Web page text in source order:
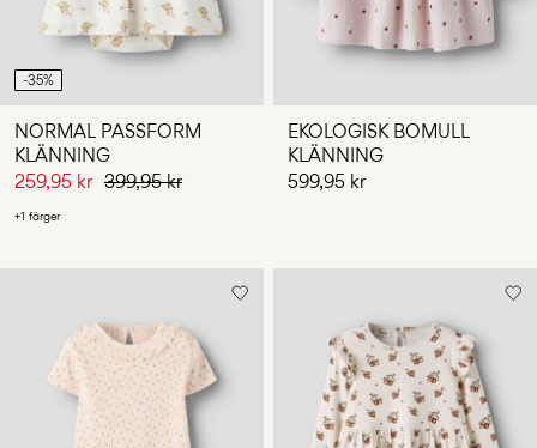
-35%
NORMAL PASSFORM
KLÄNNING
259,95 kr 399,95 kr
+1 färger
EKOLOGISK BOMULL
KLÄNNING
599,95 kr